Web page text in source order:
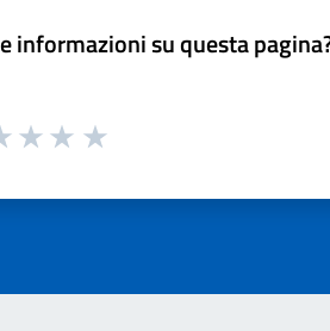
informazioni su questa